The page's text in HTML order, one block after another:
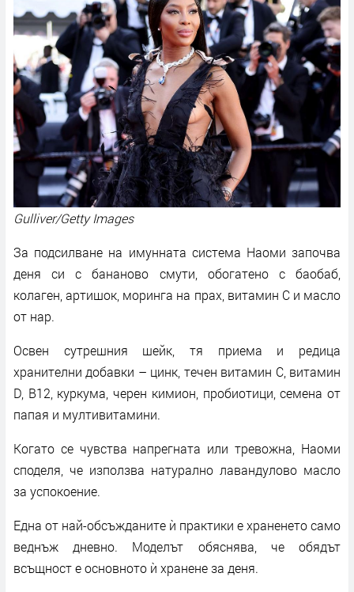
Gulliver/Getty Images
За подсилване на имунната система Наоми започва
деня си с бананово смути, обогатено с баобаб,
колаген, артишок, моринга на прах, витамин C и масло
от нар.
Освен сутрешния шейк, тя приема и редица
хранителни добавки – цинк, течен витамин C, витамин
D, B12, куркума, черен кимион, пробиотици, семена от
папая и мултивитамини.
Когато се чувства напрегната или тревожна, Наоми
споделя, че използва натурално лавандулово масло
за успокоение.
Една от най-обсъжданите ѝ практики е храненето само
веднъж дневно. Моделът обяснява, че обядът
всъщност е основното ѝ хранене за деня.